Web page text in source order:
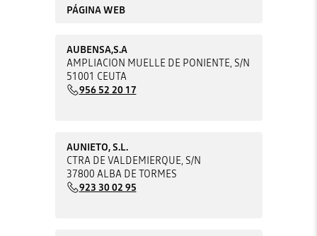
PÁGINA WEB
AUBENSA,S.A
AMPLIACION MUELLE DE PONIENTE, S/N
51001 CEUTA
956 52 20 17
AUNIETO, S.L.
CTRA DE VALDEMIERQUE, S/N
37800 ALBA DE TORMES
923 30 02 95